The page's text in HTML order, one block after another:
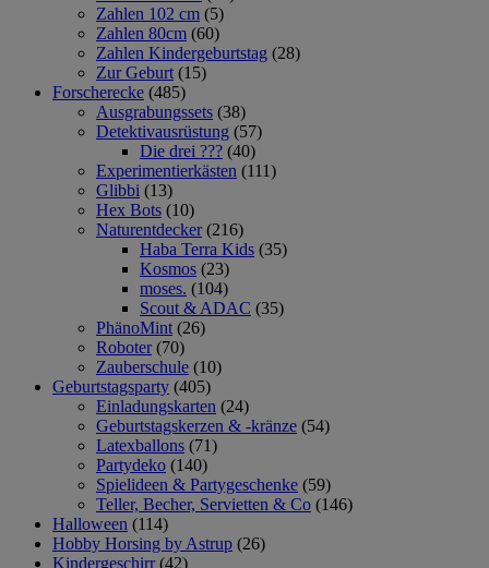
Zahlen 102 cm (5)
Zahlen 80cm (60)
Zahlen Kindergeburtstag (28)
Zur Geburt (15)
Forscherecke (485)
Ausgrabungssets (38)
Detektivausrüstung (57)
Die drei ??? (40)
Experimentierkästen (111)
Glibbi (13)
Hex Bots (10)
Naturentdecker (216)
Haba Terra Kids (35)
Kosmos (23)
moses. (104)
Scout & ADAC (35)
PhänoMint (26)
Roboter (70)
Zauberschule (10)
Geburtstagsparty (405)
Einladungskarten (24)
Geburtstagskerzen & -kränze (54)
Latexballons (71)
Partydeko (140)
Spielideen & Partygeschenke (59)
Teller, Becher, Servietten & Co (146)
Halloween (114)
Hobby Horsing by Astrup (26)
Kindergeschirr (42)